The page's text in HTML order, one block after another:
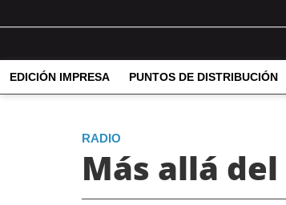
EDICIÓN IMPRESA PUNTOS DE DISTRIBUCIÓN
RADIO
Más allá